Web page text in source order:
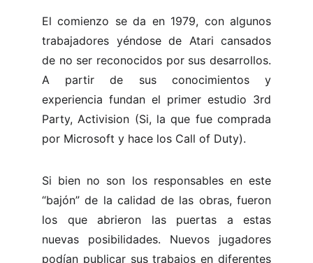
El comienzo se da en 1979, con algunos
trabajadores yéndose de Atari cansados
de no ser reconocidos por sus desarrollos.
A partir de sus conocimientos y
experiencia fundan el primer estudio 3rd
Party, Activision (Si, la que fue comprada
por Microsoft y hace los Call of Duty).
Si bien no son los responsables en este
“bajón” de la calidad de las obras, fueron
los que abrieron las puertas a estas
nuevas posibilidades. Nuevos jugadores
podían publicar sus trabajos en diferentes